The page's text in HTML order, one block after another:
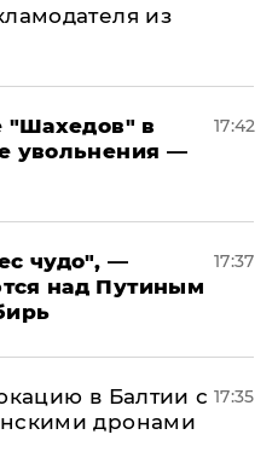
из
"Шахедов" в
увольнения —
17:42
чудо", —
над Путиным
17:37
в Балтии с
дронами
17:35